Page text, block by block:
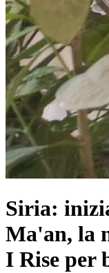
Siria:
Ma'an, la
I Rise per